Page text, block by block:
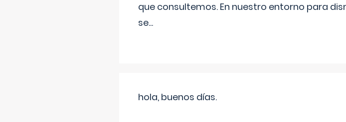
que consultemos. En nuestro entorno para
se...
hola, buenos días.